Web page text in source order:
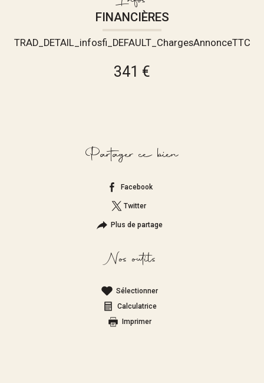
FINANCIÈRES
TRAD_DETAIL_infosfi_DEFAULT_ChargesAnnonceTTC
341 €
Partager ce bien
Facebook
Twitter
Plus de partage
Nos outils
Sélectionner
Calculatrice
Imprimer